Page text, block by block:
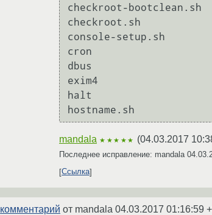
checkroot-bootclean.sh	motd		       README	  umountroot
checkroot.sh		mountall-bootclean.sh  reboot	  unattended-upgrades
console-setup.sh	mountall.sh	       rmnologin  urandom
cron			mountdevsubfs.sh       rsync	  uuidd
dbus			mountkernfs.sh	       rsyslog	  virtualbox
exim4			mountnfs-bootclean.sh  sendsigs   x11-common
halt			mountnfs.sh	       single
mandala ★★★★★ (04.03.2017
Последнее исправление: mandala
Ссылка
комментарий от mandala 04.03.2017 01:16:59